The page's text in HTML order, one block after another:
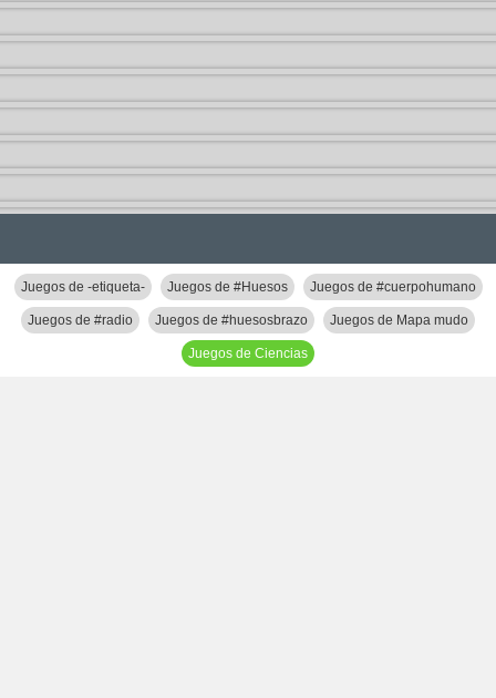
Juegos de -etiqueta- Juegos de #Huesos Juegos de #cuerpohumano
Juegos de #radio Juegos de #huesosbrazo Juegos de Mapa mudo
Juegos de Ciencias